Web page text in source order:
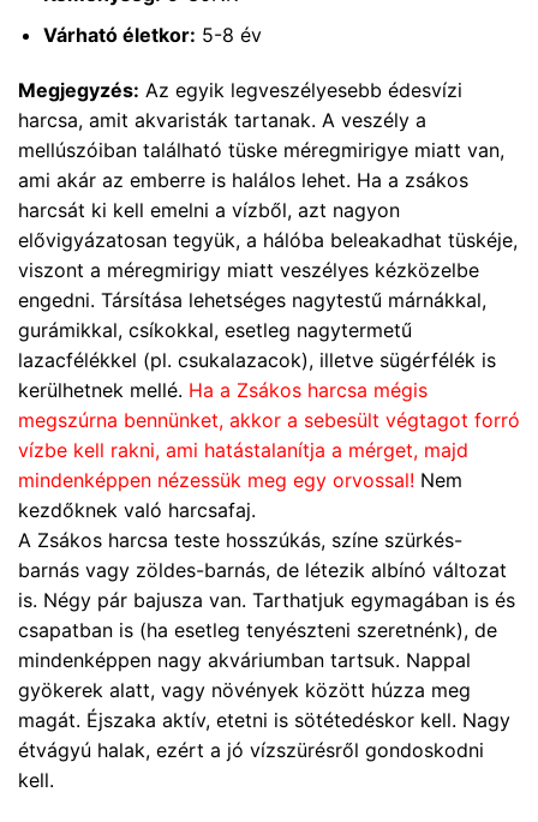
Várható életkor: 5-8 év
Megjegyzés: Az egyik legveszélyesebb édesvízi
harcsa, amit akvaristák tartanak. A veszély a
mellúszóiban található tüske méregmirigye miatt van,
ami akár az emberre is halálos lehet. Ha a zsákos
harcsát ki kell emelni a vízből, azt nagyon
elővigyázatosan tegyük, a hálóba beleakadhat tüskéje,
viszont a méregmirigy miatt veszélyes kézközelbe
engedni. Társítása lehetséges nagytestű márnákkal,
gurámikkal, csíkokkal, esetleg nagytermetű
lazacfélékkel (pl. csukalazacok), illetve sügérfélék is
kerülhetnek mellé. Ha a Zsákos harcsa mégis
megszúrna bennünket, akkor a sebesült végtagot forró
vízbe kell rakni, ami hatástalanítja a mérget, majd
mindenképpen nézessük meg egy orvossal! Nem
kezdőknek való harcsafaj.
A Zsákos harcsa teste hosszúkás, színe szürkés-
barnás vagy zöldes-barnás, de létezik albínó változat
is. Négy pár bajusza van. Tarthatjuk egymagában is és
csapatban is (ha esetleg tenyészteni szeretnénk), de
mindenképpen nagy akváriumban tartsuk. Nappal
gyökerek alatt, vagy növények között húzza meg
magát. Éjszaka aktív, etetni is sötétedéskor kell. Nagy
étvágyú halak, ezért a jó vízszürésről gondoskodni
kell.